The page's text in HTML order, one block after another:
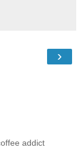
›
addict